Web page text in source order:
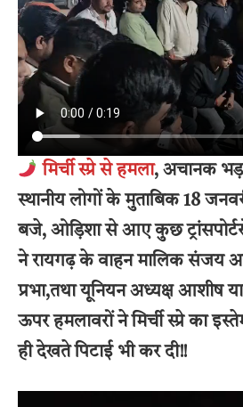
मिर्ची स्प्रे से हमला, अचानक
स्थानीय लोगों के मुताबिक 18
बजे, ओड़िशा से आए कुछ
ने रायगढ़ के वाहन मालिक संजय
प्रभा,तथा यूनियन अध्यक्ष आशीष
ऊपर हमलावरों ने मिर्ची स्प्रे का
ही देखते पिटाई भी कर दी!!